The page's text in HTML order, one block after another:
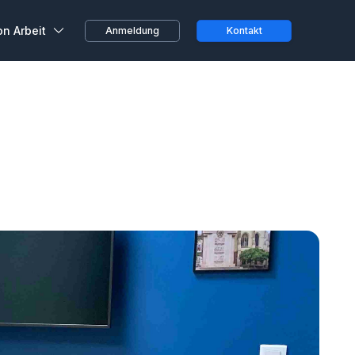
Arbeit
Treueprogramme
Anmeldung Kontakt